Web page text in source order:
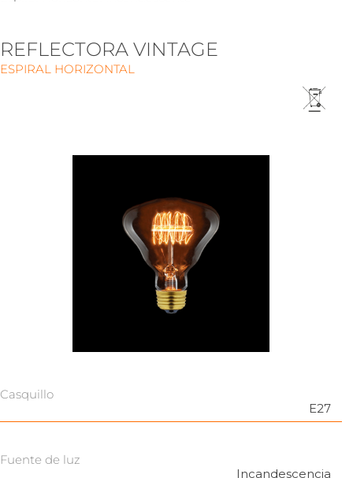
REFLECTORA VINTAGE
ESPIRAL HORIZONTAL
Casquillo
E27
Fuente de luz
Incandescencia